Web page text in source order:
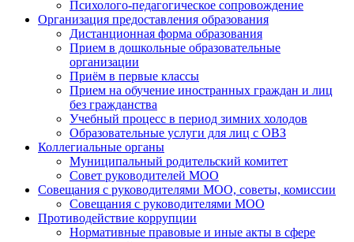
Психолого-педагогическое сопровождение
Организация предоставления образования
Дистанционная форма образования
Прием в дошкольные образовательные
организации
Приём в первые классы
Прием на обучение иностранных граждан и лиц
без гражданства
Учебный процесс в период зимних холодов
Образовательные услуги для лиц с ОВЗ
Коллегиальные органы
Муниципальный родительский комитет
Совет руководителей МОО
Совещания с руководителями МОО, советы, комиссии
Совещания с руководителями МОО
Противодействие коррупции
Нормативные правовые и иные акты в сфере